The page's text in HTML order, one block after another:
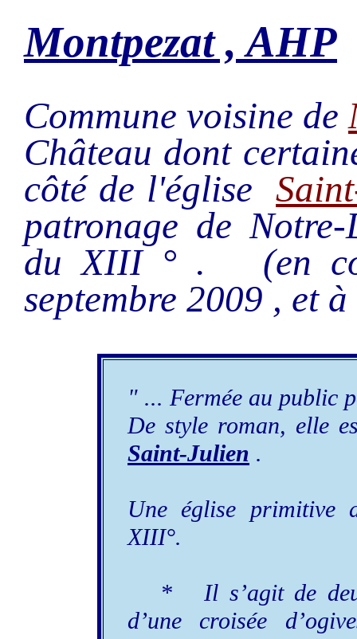
Montpezat , AHP
Commune voisine de
Château dont
côté de l'église
patronage de
du XIII ° . (en
septembre 2009 , et
" ... Fermée au public
De style roman, elle
Saint-Julien .
Une église primitive
XIII°.
* Il s’agit de deux
d’une croisée